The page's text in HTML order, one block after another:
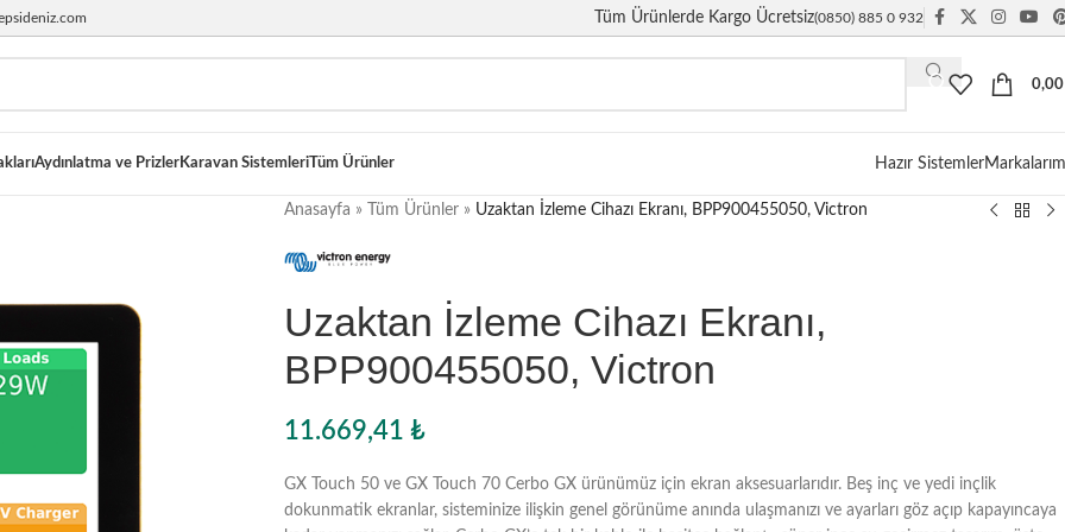
Tüm Ürünlerde Kargo Ücretsiz(0850) 885 0 932
Aydınlatma ve PrizlerKaravan SistemleriTüm Ürünler Hazır Sistemler
Anasayfa » Tüm Ürünler » Uzaktan İzleme Cihazı Ekranı, BPP900455050, Victron
Uzaktan İzleme Cihazı Ekranı,
BPP900455050, Victron
11.669,41 ₺
GX Touch 50 ve GX Touch 70 Cerbo GX ürünümüz için ekran aksesuarlarıdır. Beş inç ve yedi inçlik
dokunmatik ekranlar, sisteminize ilişkin genel görünüme anında ulaşmanızı ve ayarları göz açıp kapayıncaya